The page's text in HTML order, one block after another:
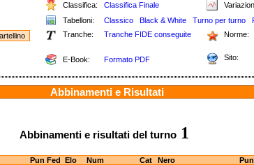
Classifica: Classifica Finale
Tabelloni: Classico Black & White Turno per turno
Tranche: Tranche FIDE conseguite Norme:
E-Book: Formato PDF Sito:
Abbinamenti e Risultati
Abbinamenti e risultati del turno1
Pun Fed Elo Num Cat Nero Pun